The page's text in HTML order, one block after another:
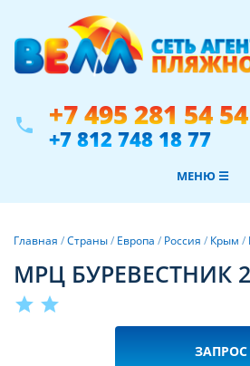
phone +7 495 281 54 54
+7 812 748 18 77
МЕНЮ ☰
Главная /Страны/ Европа / Россия / Крым /
МРЦ БУРЕВЕСТНИК
star star